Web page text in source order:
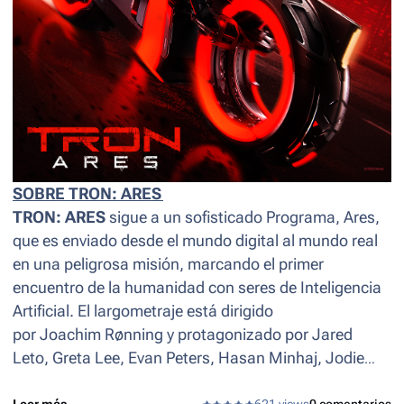
SOBRE TRON: ARES
TRON: ARES sigue a un sofisticado Programa, Ares,
que es enviado desde el mundo digital al mundo real
en una peligrosa misión, marcando el primer
encuentro de la humanidad con seres de Inteligencia
Artificial. El largometraje está dirigido
por Joachim Rønning y protagonizado por Jared
Leto, Greta Lee, Evan Peters, Hasan Minhaj, Jodie